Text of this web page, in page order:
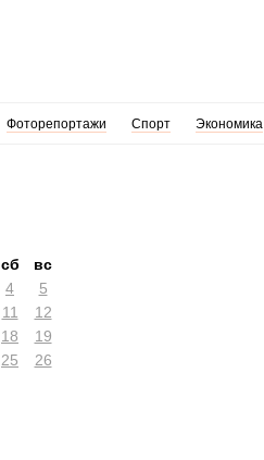
Фоторепортажи Спорт Экономика
сб
вс
4
5
11
12
18
19
25
26